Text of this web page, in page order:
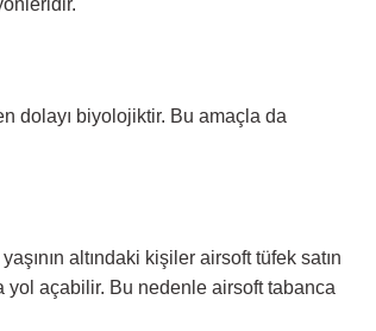
dolayı biyolojiktir. Bu amaçla da
altındaki kişiler airsoft tüfek satın
yol açabilir. Bu nedenle airsoft tabanca